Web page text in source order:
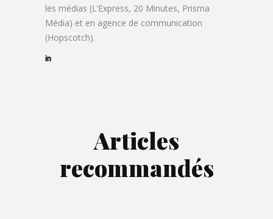
les médias (L’Express, 20 Minutes, Prisma
Média) et en agence de communication
(Hopscotch).
Articles
recommandés